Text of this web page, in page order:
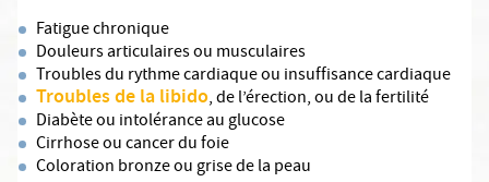
Fatigue chronique
Douleurs articulaires ou musculaires
Troubles du rythme cardiaque ou insuffisance cardiaque
Troubles de la libido, de l’érection, ou de la fertilité
Diabète ou intolérance au glucose
Cirrhose ou cancer du foie
Coloration bronze ou grise de la peau